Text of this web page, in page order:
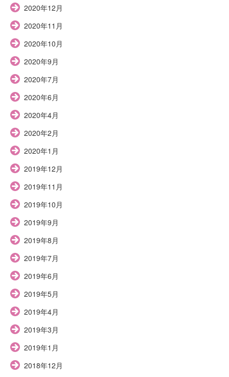
2020年12月
2020年11月
2020年10月
2020年9月
2020年7月
2020年6月
2020年4月
2020年2月
2020年1月
2019年12月
2019年11月
2019年10月
2019年9月
2019年8月
2019年7月
2019年6月
2019年5月
2019年4月
2019年3月
2019年1月
2018年12月